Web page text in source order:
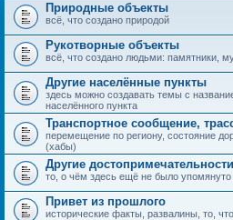
Природные объекты
всё, что создано природой
Рукотворные объекты
всё, что создано людьми: памятники,
Другие населённые пункты
здесь можно создавать темы с
населённого пункта
Транспортное сообщение,
перемещение по региону, состояние
(хабы)
Другие достопримечательности
то, о чём здесь ещё не было упомянуто
Привет из прошлого
исторические факты, развалины, то,